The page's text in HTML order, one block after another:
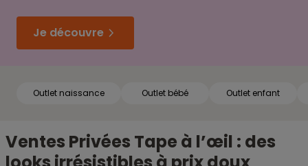
Je découvre
Outlet naissance Outlet bébé Outlet enfant
Ventes Privées Tape à l’œil : des